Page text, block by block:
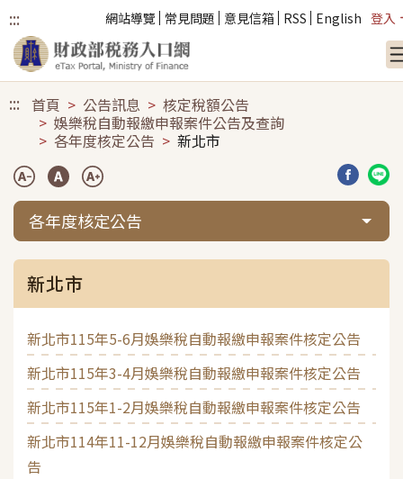
::: 網站導覽 常見問題 意見信箱 RSS English 登入
::: 首頁 公告訊息
核定稅額公告
娛樂稅自動報繳申報案件公告及查詢
各年度核定公告
新北市
分享到
分
各年度核定公告
新北市
新北市115年5-6月娛樂稅自動報繳申報案件核定公告
新北市115年3-4月娛樂稅自動報繳申報案件核定公告
新北市115年1-2月娛樂稅自動報繳申報案件核定公告
新北市114年11-12月娛樂稅自動報繳申報案件核定公
告